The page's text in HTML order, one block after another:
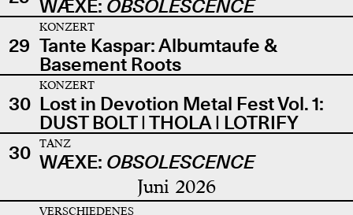
WÆXE: OBSOLESCENCE
29
KONZERT
Tante Kaspar: Albumtaufe &
Basement Roots
30
KONZERT
Lost in Devotion Metal Fest Vol. 1:
DUST BOLT | THOLA | LOTRIFY
30
TANZ
WÆXE: OBSOLESCENCE
Juni 2026
VERSCHIEDENES